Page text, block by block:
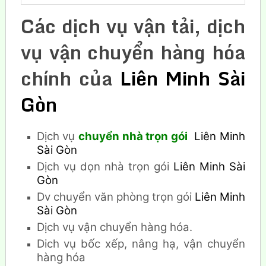
Các dịch vụ vận tải, dịch
vụ vận chuyển hàng hóa
chính của Liên Minh Sài
Gòn
Dịch vụ chuyển nhà trọn gói Liên Minh
Sài Gòn
Dịch vụ dọn nhà trọn gói Liên Minh Sài
Gòn
Dv chuyển văn phòng trọn gói Liên Minh
Sài Gòn
Dịch vụ vận chuyển hàng hóa.
Dich vụ bốc xếp, nâng hạ, vận chuyển
hàng hóa